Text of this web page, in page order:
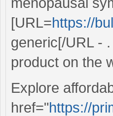
[URL=https://
generic[/URL -
product on the
Explore
href="https://